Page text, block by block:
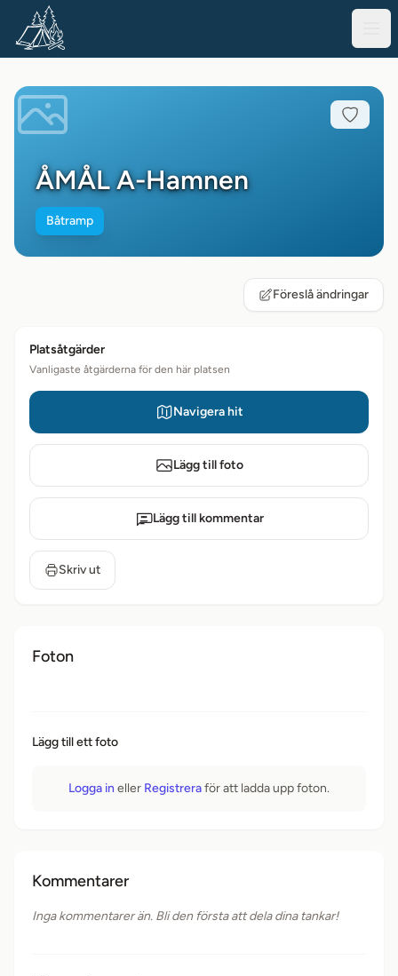
ÅMÅL A-Hamnen
Båtramp
Föreslå ändringar
Platsåtgärder
Vanligaste åtgärderna för den här platsen
Navigera hit
Lägg till foto
Lägg till kommentar
Skriv ut
Foton
Lägg till ett foto
Logga in eller Registreraför att ladda upp foton.
Kommentarer
Inga kommentarer än. Bli den första att dela dina tankar!